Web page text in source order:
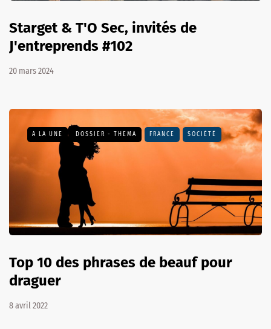
Starget & T'O Sec, invités de
J'entreprends #102
20 mars 2024
A LA UNE DOSSIER - THEMA FRANCE SOCIÉTÉ
Top 10 des phrases de beauf pour
draguer
8 avril 2022